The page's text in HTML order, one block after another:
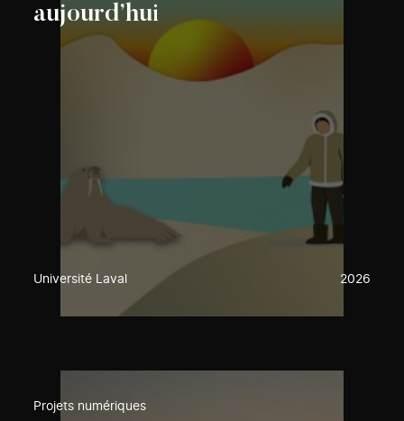
aujourd’hui
Université Laval 2026
Projets numériques